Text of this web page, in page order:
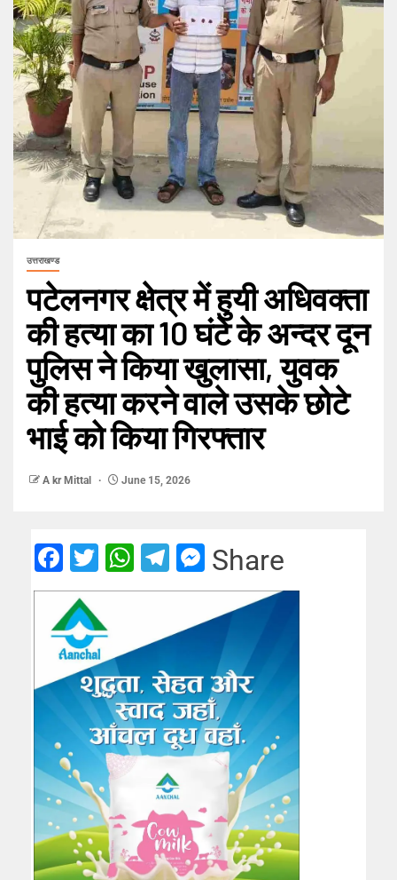
उत्तराखण्ड
पटेलनगर क्षेत्र में हुयी अधिवक्ता
की हत्या का 10 घंटे के अन्दर दून
पुलिस ने किया खुलासा, युवक
की हत्या करने वाले उसके छोटे
भाई को किया गिरफ्तार
A kr Mittal June 15, 2026
Facebook
TwitterWhatsApp
Telegram
Messenger
Share